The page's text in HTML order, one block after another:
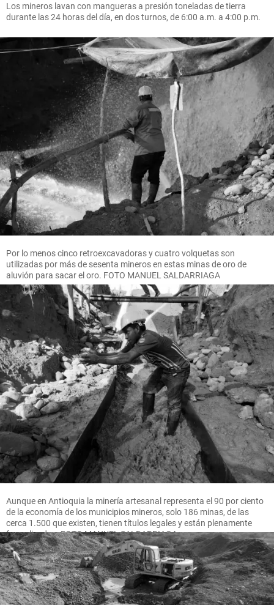
Los mineros lavan con mangueras a presión toneladas de tierra
durante las 24 horas del día, en dos turnos, de 6:00 a.m. a 4:00 p.m.
Por lo menos cinco retroexcavadoras y cuatro volquetas son
utilizadas por más de sesenta mineros en estas minas de oro de
aluvión para sacar el oro. FOTO MANUEL SALDARRIAGA
Aunque en Antioquia la minería artesanal representa el 90 por ciento
de la economía de los municipios mineros, solo 186 minas, de las
cerca 1.500 que existen, tienen títulos legales y están plenamente
formalizadas. FOTO MANUEL SALDARRIAGA